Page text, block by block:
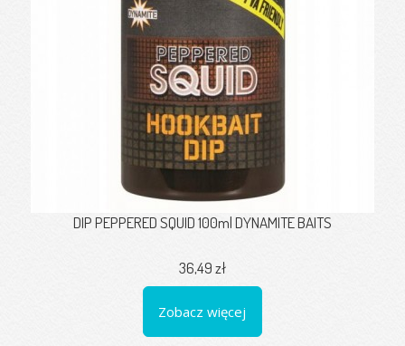
DIP PEPPERED SQUID 100ml DYNAMITE BAITS
36,49 zł
Zobacz więcej